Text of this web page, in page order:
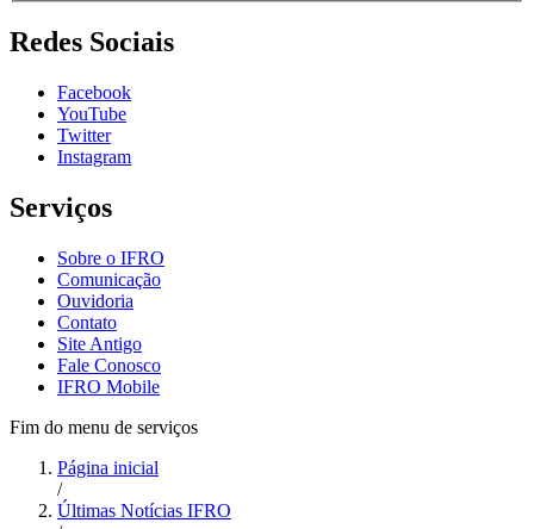
Redes Sociais
Facebook
YouTube
Twitter
Instagram
Serviços
Sobre o IFRO
Comunicação
Ouvidoria
Contato
Site Antigo
Fale Conosco
IFRO Mobile
Fim do menu de serviços
Página inicial
/
Últimas Notícias IFRO